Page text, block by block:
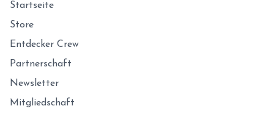
Startseite
Store
Entdecker Crew
Partnerschaft
Newsletter
Mitgliedschaft